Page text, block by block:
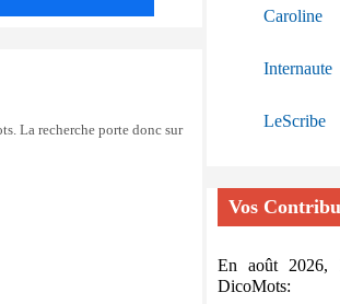
La recherche porte donc sur
Caroline
Internaute
LeScribe
Vos
En août 2026,
DicoMots: